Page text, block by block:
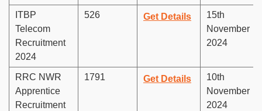
ITBP
Telecom
Recruitment
2024
526 Get Details
15th
November
2024
RRC NWR
Apprentice
Recruitment
1791 Get Details
10th
November
2024